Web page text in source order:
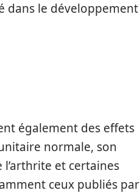
dans le développement
également des effets
normale, son
et certaines
ceux publiés par